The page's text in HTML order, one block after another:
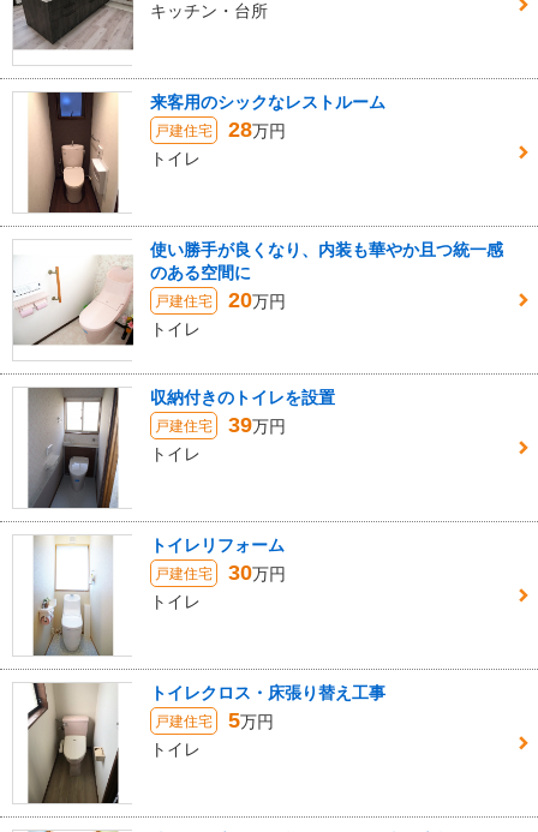
キッチン・台所
来客用のシックなレストルーム
戸建住宅 28万円
トイレ
使い勝手が良くなり、内装も華やか且つ統一感
のある空間に
戸建住宅 20万円
トイレ
収納付きのトイレを設置
戸建住宅 39万円
トイレ
トイレリフォーム
戸建住宅 30万円
トイレ
トイレクロス・床張り替え工事
戸建住宅 5万円
トイレ